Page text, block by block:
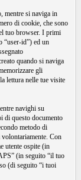
mentre si naviga in
di cookie, che sono
tuo browser. I primi
“user-id”) ed un
quando si naviga
gli
lettura nelle tue visite
navighi su
di questo documento
metodo di
Con
utente ospite (in
(in seguito “il tuo
(di seguito “i tuoi